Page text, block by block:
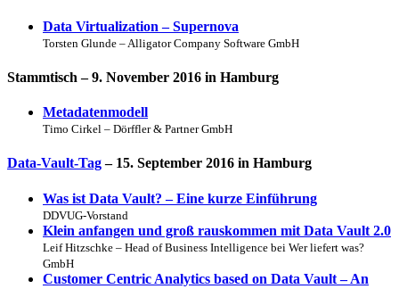
Data Virtualization – Supernova
Torsten Glunde – Alligator Company Software GmbH
Stammtisch – 9. November 2016 in Hamburg
Metadatenmodell
Timo Cirkel – Dörffler & Partner GmbH
Data-Vault-Tag– 15. September 2016 in Hamburg
Was ist Data Vault? – Eine kurze Einführung
DDVUG-Vorstand
Klein anfangen und groß rauskommen mit Data Vault 2.0
Leif Hitzschke – Head of Business Intelligence bei Wer liefert was?
GmbH
Customer Centric Analytics based on Data Vault – An